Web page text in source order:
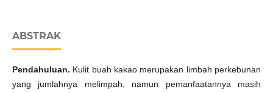
ABSTRAK
Pendahuluan. Kulit buah kakao merupakan limbah perkebunan
yang jumlahnya melimpah, namun pemanfaatannya masih